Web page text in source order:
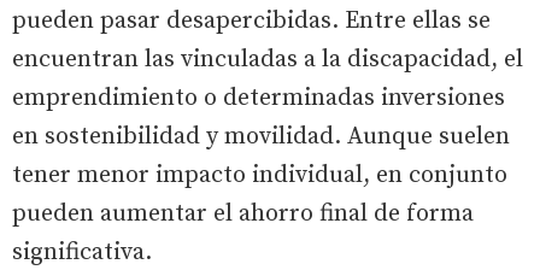
pueden pasar desapercibidas. Entre ellas se
encuentran las vinculadas a la discapacidad, el
emprendimiento o determinadas inversiones
en sostenibilidad y movilidad. Aunque suelen
tener menor impacto individual, en conjunto
pueden aumentar el ahorro final de forma
significativa.